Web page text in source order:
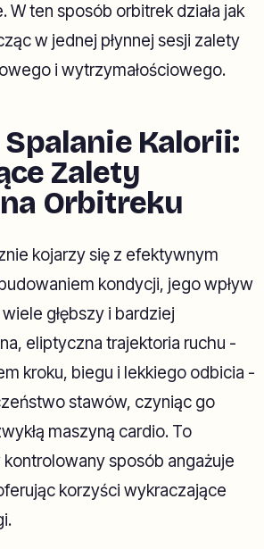
W ten sposób orbitrek działa jak
w jednej płynnej sesji zalety
i wytrzymałościowego.
Kalorii:
Zalety
Orbitreku
kojarzy się z efektywnym
kondycji, jego wpływ
głębszy i bardziej
eliptyczna trajektoria ruchu -
kroku, biegu i lekkiego odbicia -
stawów, czyniąc go
maszyną cardio. To
sposób angażuje
korzyści wykraczające